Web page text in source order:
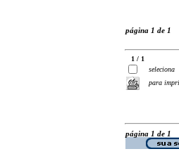
página 1 de 1
1 / 1
seleciona
para
página 1 de 1